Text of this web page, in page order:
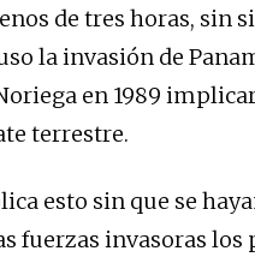
de tres horas, sin
la invasión de
en 1989
terrestre.
esto sin que se
fuerzas invasoras los